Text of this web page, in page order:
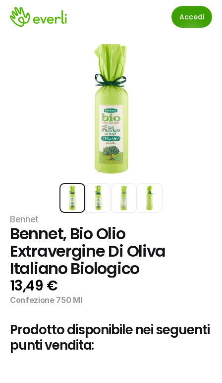
Accedi
Bennet
Bennet, Bio Olio
Extravergine Di Oliva
Italiano Biologico
13,49 €
Confezione 750 Ml
Prodotto disponibile nei seguenti
punti vendita: